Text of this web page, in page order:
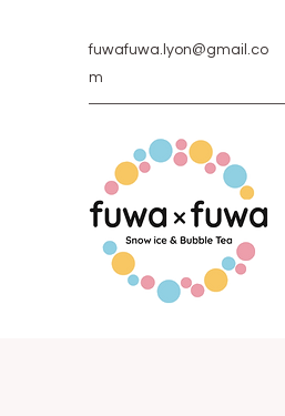
fuwafuwa.lyon@gmail.co
m